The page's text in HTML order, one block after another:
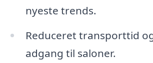
nyeste trends.
Reduceret transporttid
adgang til saloner.